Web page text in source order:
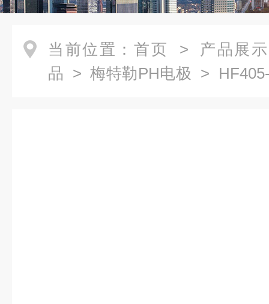
当前位置： 首页 > 产品展示
品 > 梅特勒PH电极 >